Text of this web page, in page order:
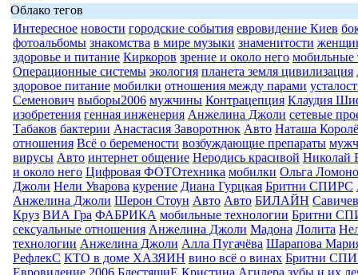
Облако тегов
Интересное новости городские события евровидение Киев
фотоальбомы знакомства в мире музыки знаменитости
здоровье и питание Киркоров зрение и около него мобильные
Операционные системы экология планета земля цивилизация
здоровое питание мобилки отношения между парами
Семенович выборы2006 мужчины Контрацепция Клаудия
изобретения генная инженерия Анжелина Джоли сетевые
Табаков бактерии Анастасия Заворотнюк Авто Наташа
отношения Всё о беремености возбуждающие препараты
вирусы Авто интернет общение Неродись красивой Николай
и около него Цифровая ФОТОтехника мобилки Ольга
Джоли Нели Уварова курение Диана Гурцкая Бритни СПИРС
Анжелина Джоли Шерон Стоун Авто Авто БИЛАЙН
Круз ВИА Гра ФАБРИКА мобильные технологии Бритни
сексуальные отношения Анжелина Джоли Мадона Лолита
технологии Анжелина Джоли Алла Пугачёва Шарапова
РефлекС КТО в доме ХАЗЯИН вино всё о винах Бритни
Евровидение 2006 БлестящиЕ Кристина Агилера зубы и их